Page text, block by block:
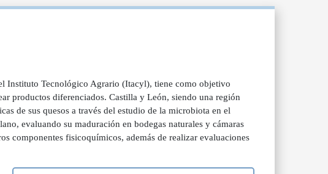
Instituto Tecnológico Agrario (Itacyl), tiene como objetivo
productos diferenciados. Castilla y León, siendo una región
de sus quesos a través del estudio de la microbiota en el
evaluando su maduración en bodegas naturales y cámaras
componentes fisicoquímicos, además de realizar evaluaciones